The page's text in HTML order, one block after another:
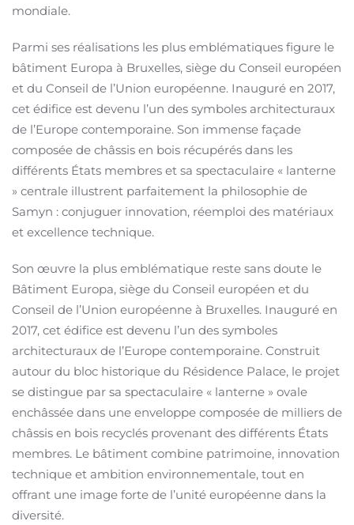
mondiale.
Parmi ses réalisations les plus emblématiques figure le
bâtiment Europa à Bruxelles, siège du Conseil européen
et du Conseil de l’Union européenne. Inauguré en 2017,
cet édifice est devenu l’un des symboles architecturaux
de l’Europe contemporaine. Son immense façade
composée de châssis en bois récupérés dans les
différents États membres et sa spectaculaire « lanterne
» centrale illustrent parfaitement la philosophie de
Samyn : conjuguer innovation, réemploi des matériaux
et excellence technique.
Son œuvre la plus emblématique reste sans doute le
Bâtiment Europa, siège du Conseil européen et du
Conseil de l’Union européenne à Bruxelles. Inauguré en
2017, cet édifice est devenu l’un des symboles
architecturaux de l’Europe contemporaine. Construit
autour du bloc historique du Résidence Palace, le projet
se distingue par sa spectaculaire « lanterne » ovale
enchâssée dans une enveloppe composée de milliers de
châssis en bois recyclés provenant des différents États
membres. Le bâtiment combine patrimoine, innovation
technique et ambition environnementale, tout en
offrant une image forte de l’unité européenne dans la
diversité.